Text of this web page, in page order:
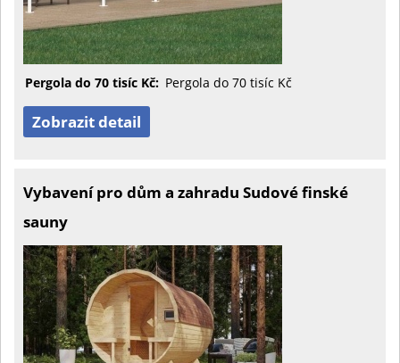
Pergola do 70 tisíc Kč: Pergola do 70 tisíc Kč
Zobrazit detail
Vybavení pro dům a zahradu Sudové finské
sauny